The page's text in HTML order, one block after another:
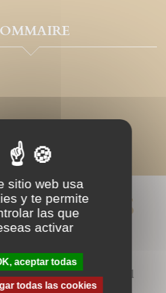
ASSOCIÉS
El siglo XXI será el siglo del
misticismo
sitio web usa
y te permite
las que
activar
aceptar todas
todas las cookies